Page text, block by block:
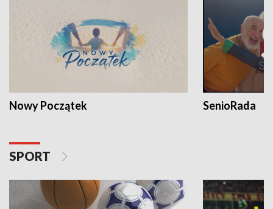
Nowy Początek SenioRada
SPORT